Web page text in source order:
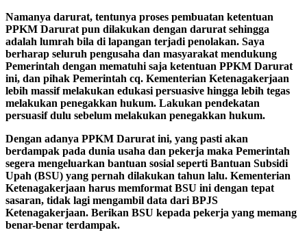
Namanya darurat, tentunya proses pembuatan ketentuan
PPKM Darurat pun dilakukan dengan darurat sehingga
adalah lumrah bila di lapangan terjadi penolakan. Saya
berharap seluruh pengusaha dan masyarakat mendukung
Pemerintah dengan mematuhi saja ketentuan PPKM Darurat
ini, dan pihak Pemerintah cq. Kementerian Ketenagakerjaan
lebih massif melakukan edukasi persuasive hingga lebih tegas
melakukan penegakkan hukum. Lakukan pendekatan
persuasif dulu sebelum melakukan penegakkan hukum.
Dengan adanya PPKM Darurat ini, yang pasti akan
berdampak pada dunia usaha dan pekerja maka Pemerintah
segera mengeluarkan bantuan sosial seperti Bantuan Subsidi
Upah (BSU) yang pernah dilakukan tahun lalu. Kementerian
Ketenagakerjaan harus memformat BSU ini dengan tepat
sasaran, tidak lagi mengambil data dari BPJS
Ketenagakerjaan. Berikan BSU kepada pekerja yang memang
benar-benar terdampak.